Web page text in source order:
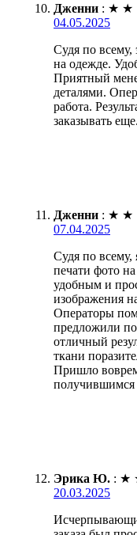
Дженни : ★ ★
04.05.2025
Судя по всему,
на одежде.
Приятный
деталями.
работа.
заказывать еще.
Дженни : ★ ★
07.04.2025
Судя по всему,
печати фото
удобным и
изображения
Операторы
предложили
отличный
ткани
Пришло
получившимся
Эрика Ю. : ★
20.03.2025